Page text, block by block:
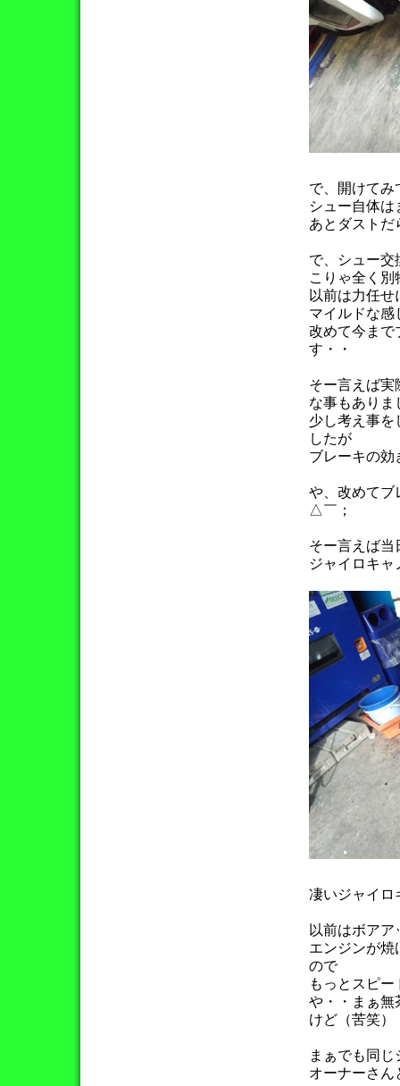
で、開けてみ
シュー自体
あとダストだ
で、シュー交
こりゃ全く
以前は力任
マイルドな感
改めて今まで
す・・
そー言えば実
な事もありま
少し考え事を
したが
ブレーキの効
や、改めてブ
△￣；
そー言えば当
ジャイロキ
凄いジャイ
以前はボア
エンジンが焼
ので
もっとスピ
や・・まぁ無
けど（苦笑）
まぁでも同
オーナーさん